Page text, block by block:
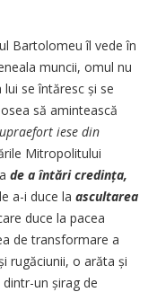
Bartolomeu îl vede în
muncii, omul nu
se întăresc și se
să amintească
iese din
Mitropolitului
de a întări credința,
a-i duce la ascultarea
duce la pacea
de transformare a
rugăciunii, o arăta și
un șirag de